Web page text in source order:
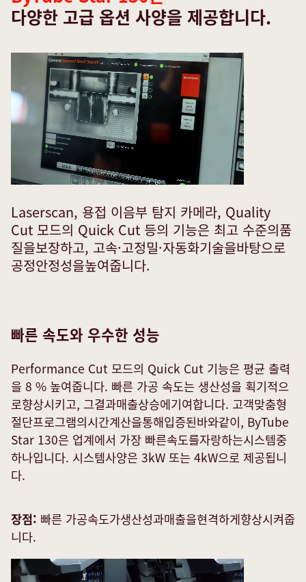
다양한 고급 옵션 사양을 제공합니다.
Laserscan, 용접 이음부 탐지 카메라, Quality
Cut 모드의 Quick Cut 등의 기능은 최고 수준의품
질을보장하고, 고속·고정밀·자동화기술을바탕으로
공정안정성을높여줍니다.
빠른 속도와 우수한 성능
Performance Cut 모드의 Quick Cut 기능은 평균 출력
을 8 % 높여줍니다. 빠른 가공 속도는 생산성을 획기적으
로향상시키고, 그결과매출상승에기여합니다. 고객맞춤형
절단프로그램의시간계산을통해입증된바와같이, ByTube
Star 130은 업계에서 가장 빠른속도를자랑하는시스템중
하나입니다. 시스템사양은 3kW 또는 4kW으로 제공됩니
다.
장점: 빠른 가공속도가생산성과매출을현격하게향상시켜줍
니다.